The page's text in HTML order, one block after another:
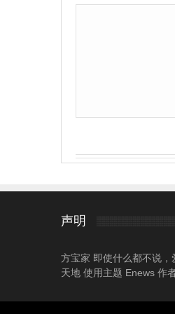
声明
方宝家 即使什么都不说，
天地 使用主题 Enews 作